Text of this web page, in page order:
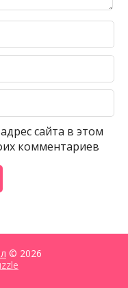
сайта в этом
комментариев
© 2026